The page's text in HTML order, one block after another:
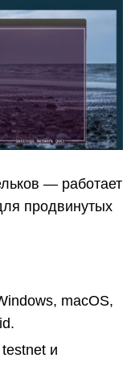
— работает
продвинутых
macOS,
и